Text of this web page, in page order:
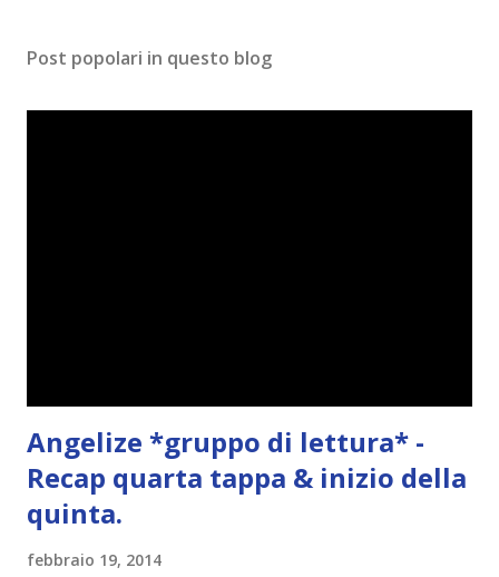
m
n
Post popolari in questo blog
Angelize *gruppo di lettura* -
Recap quarta tappa & inizio della
quinta.
febbraio 19, 2014